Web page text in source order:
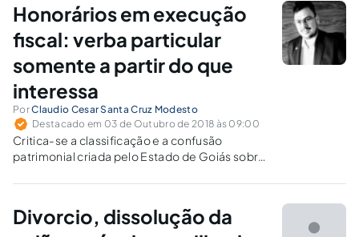
Honorários em execução
fiscal: verba particular
somente a partir do que
interessa
PorClaudio Cesar Santa Cruz Modesto
Destacado em 03 de Outubro de 2018 às 09:00
Critica-se a classificação e a confusão
patrimonial criada pelo Estado de Goiás sobre
sucumbência, fora do processo judicial de
Divorcio, dissolução da